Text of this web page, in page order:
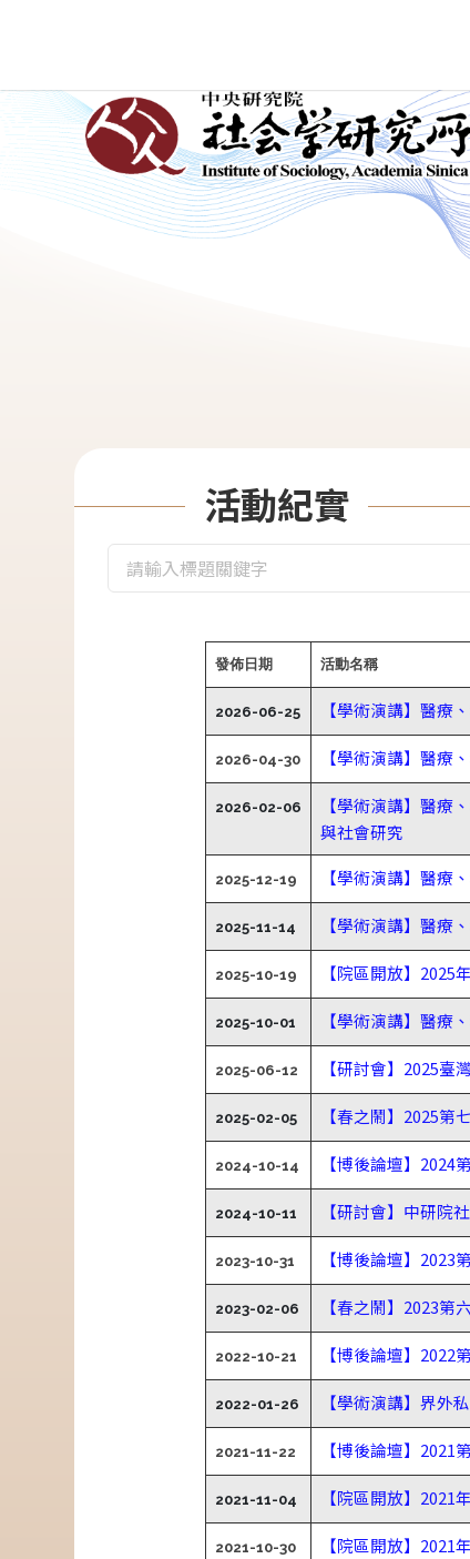
活動紀實
發佈日期 活動名稱
2026-06-25 【學術演講】醫療
2026-04-30 【學術演講】醫療
2026-02-06
【學術演講】醫
與社會研究
2025-12-19 【學術演講】醫療
2025-11-14 【學術演講】醫療
2025-10-19 【院區開放】2025
2025-10-01 【學術演講】醫療
2025-06-12 【研討會】2025臺
2025-02-05 【春之鬧】2025
2024-10-14 【博後論壇】
2024-10-11 【研討會】中研院
2023-10-31 【博後論壇】
2023-02-06 【春之鬧】2023
2022-10-21 【博後論壇】
2022-01-26 【學術演講】界外
2021-11-22 【博後論壇】
2021-11-04 【院區開放】
2021-10-30 【院區開放】